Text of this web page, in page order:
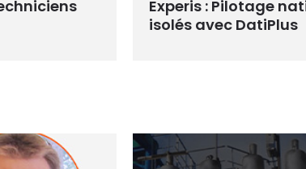
Experis : Pilotage
isolés avec DatiPlus